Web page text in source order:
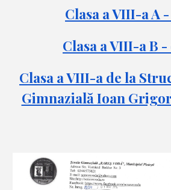
Clasa a VIII-a A
Clasa a VIII-a B -
Clasa a VIII-a de la
Gimnazială Ioan